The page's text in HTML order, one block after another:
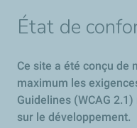
État de
Ce site a été conçu de
maximum les
Guidelines (WCAG
sur le développement.